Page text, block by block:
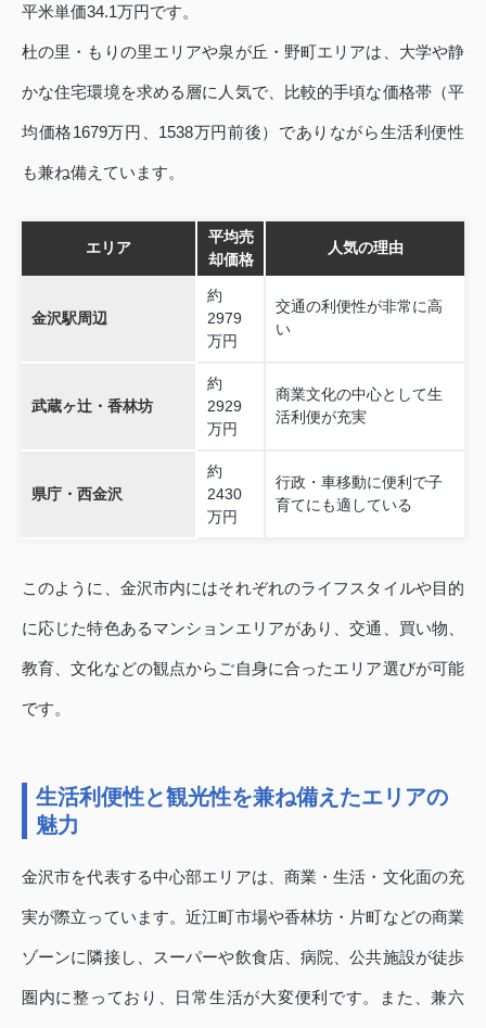
平米単価34.1万円です。
杜の里・もりの里エリアや泉が丘・野町エリアは、大学や静
かな住宅環境を求める層に人気で、比較的手頃な価格帯（平
均価格1679万円、1538万円前後）でありながら生活利便性
も兼ね備えています。
エリア
平均売
却価格
人気の理由
金沢駅周辺
約
2979
万円
交通の利便性が非常に高
い
武蔵ヶ辻・香林坊
約
2929
万円
商業文化の中心として生
活利便が充実
県庁・西金沢
約
2430
万円
行政・車移動に便利で子
育てにも適している
このように、金沢市内にはそれぞれのライフスタイルや目的
に応じた特色あるマンションエリアがあり、交通、買い物、
教育、文化などの観点からご自身に合ったエリア選びが可能
です。
生活利便性と観光性を兼ね備えたエリアの
魅力
金沢市を代表する中心部エリアは、商業・生活・文化面の充
実が際立っています。近江町市場や香林坊・片町などの商業
ゾーンに隣接し、スーパーや飲食店、病院、公共施設が徒歩
圏内に整っており、日常生活が大変便利です。また、兼六